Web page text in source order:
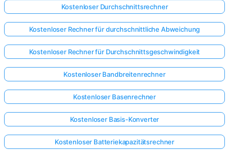
Kostenloser Durchschnittsrechner
Kostenloser Rechner für durchschnittliche Abweichung
Kostenloser Rechner für Durchschnittsgeschwindigkeit
Kostenloser Bandbreitenrechner
Kostenloser Basenrechner
Kostenloser Basis-Konverter
Kostenloser Batteriekapazitätsrechner